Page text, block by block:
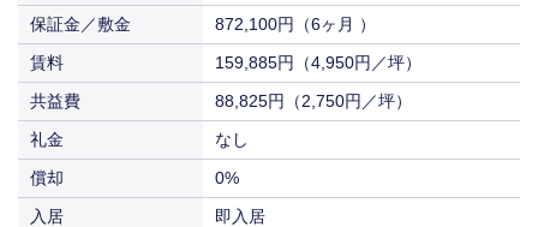
保証金／敷金
872,100円（6ヶ月 ）
賃料
159,885円（4,950円／坪）
共益費
88,825円（2,750円／坪）
礼金
なし
償却
0%
入居
即入居